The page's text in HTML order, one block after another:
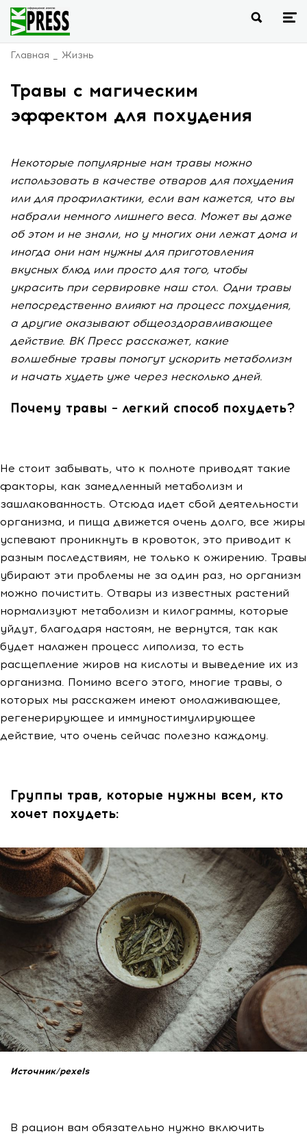
Главная Жизнь
Травы с магическим
эффектом для похудения
Некоторые популярные нам травы можно
использовать в качестве отваров для похудения
или для профилактики, если вам кажется, что вы
набрали немного лишнего веса. Может вы даже
об этом и не знали, но у многих они лежат дома и
иногда они нам нужны для приготовления
вкусных блюд или просто для того, чтобы
украсить при сервировке наш стол. Одни травы
непосредственно влияют на процесс похудения,
а другие оказывают общеоздоравливающее
действие. ВК Пресс расскажет, какие
волшебные травы помогут ускорить метаболизм
и начать худеть уже через несколько дней.
Почему травы – легкий способ похудеть?
Не стоит забывать, что к полноте приводят такие
факторы, как замедленный метаболизм и
зашлакованность. Отсюда идет сбой деятельности
организма, и пища движется очень долго, все жиры
успевают проникнуть в кровоток, это приводит к
разным последствиям, не только к ожирению. Травы
убирают эти проблемы не за один раз, но организм
можно почистить. Отвары из известных растений
нормализуют метаболизм и килограммы, которые
уйдут, благодаря настоям, не вернутся, так как
будет налажен процесс липолиза, то есть
расщепление жиров на кислоты и выведение их из
организма. Помимо всего этого, многие травы, о
которых мы расскажем имеют омолаживающее,
регенерирующее и иммуностимулирующее
действие, что очень сейчас полезно каждому.
Группы трав, которые нужны всем, кто
хочет похудеть:
Источник/pexels
В рацион вам обязательно нужно включить